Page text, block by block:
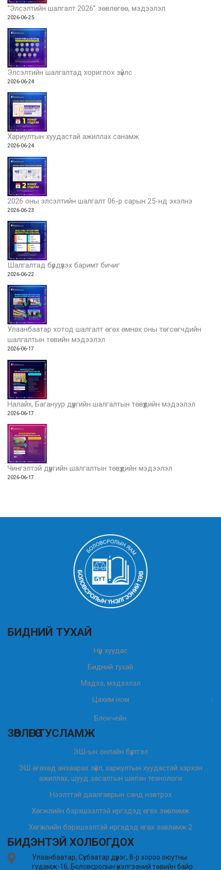
“Элсэлтийн шалгалт 2026” зөвлөгөө, мэдээлэл
2026-06-25
Элсэлтийн шалгалтад хориглох зүйлс
2026-06-24
Хариултын хуудастай ажиллах санамж
2026-06-24
2026 оны элсэлтийн шалгалт 06-р сарын 25-нд эхэлнэ
2026-06-23
Шалгалтад бүрдүүлэх баримт бичиг
2026-06-22
Улаанбаатар хотод шалгалт өгөх өмнөх оны төгсөгчдийн
шалгалтын төвийн мэдээлэл
2026-06-17
Налайх, Багануур дүүргийн шалгалтын төвүүдийн мэдээлэл
2026-06-17
Чингэлтэй дүүргийн шалгалтын төвүүдийн мэдээлэл
2026-06-17
БИДНИЙ ТУХАЙ
Нүүр хуудас
Бидний тухай
Мэдээ, мэдээлэл
Цахим ном
Блокчейн
ЗӨВЛӨГӨӨ ТУСЛАМЖ
ЭШ-ын онлайн бүртгэл
ЭШ өгөхөд анхаарах зүйл, хариултын хуудастай хэрхэн
ажиллах, шууд засалтын шилэн технологи
Нээлттэй даалгаврын санд нэвтрэх
Хөгжлийн бэрхшээлтэй иргэдэд өгөх зөвлөмж
Хөгжлийн бэрхшээлтэй иргэдэд өгөх зөвлөмж 2
БИДЭНТЭЙ ХОЛБОГДОХ
Улаанбаатар, Сүхбаатар дүүрэг, 8-р хороо оюутны
гудамж-16, Боловсролын үнэлгээний төвийн байр